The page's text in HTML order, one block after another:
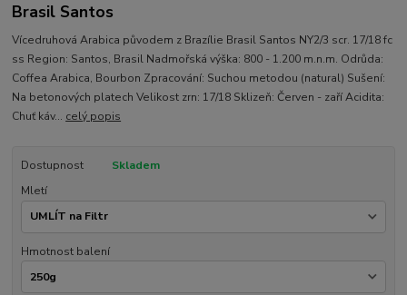
Brasil Santos
Vícedruhová Arabica původem z Brazílie Brasil Santos NY2/3 scr. 17/18 fc
ss Region: Santos, Brasil Nadmořská výška: 800 - 1.200 m.n.m. Odrůda:
Coffea Arabica, Bourbon Zpracování: Suchou metodou (natural) Sušení:
Na betonových platech Velikost zrn: 17/18 Sklizeň: Červen - zaří Acidita:
Chuť káv... celý popis
Dostupnost
Skladem
Mletí
Hmotnost balení